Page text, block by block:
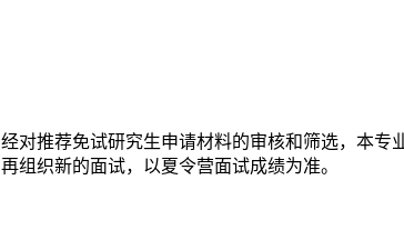
经对推荐免试研究生申请材料的审核和筛选，本专
再组织新的面试，以夏令营面试成绩为准。